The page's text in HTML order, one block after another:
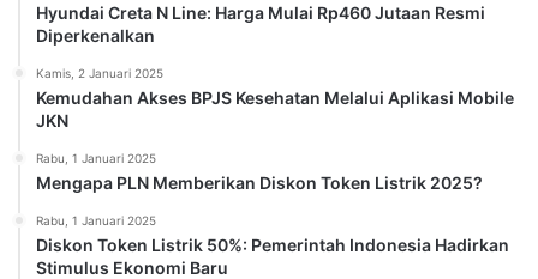
Hyundai Creta N Line: Harga Mulai Rp460 Jutaan Resmi
Diperkenalkan
Kamis, 2 Januari 2025
Kemudahan Akses BPJS Kesehatan Melalui Aplikasi Mobile
JKN
Rabu, 1 Januari 2025
Mengapa PLN Memberikan Diskon Token Listrik 2025?
Rabu, 1 Januari 2025
Diskon Token Listrik 50%: Pemerintah Indonesia Hadirkan
Stimulus Ekonomi Baru